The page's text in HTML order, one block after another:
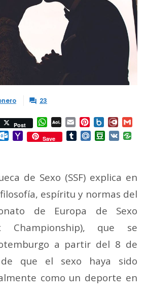
 23
Post WhatsApp
AOL
Mail
Email Pinterest
Box.net
Outlook.com
Yahoo
Mail
Save TumblrMail.RuDouban
VK
de Sexo (SSF) explica en
espíritu y normas del
de Europa de Sexo
Championship), que se
a partir del 8 de
de que el sexo haya sido
como un deporte en